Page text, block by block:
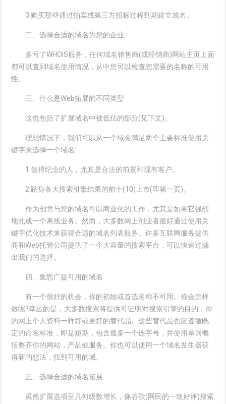
3.购买那些通过拍卖或第三方招标过程到期建立域名。
二、选择合适的域名为您的企业
多亏了WHOIS服务，任何域名销售商(或经销商)网站主页上面
都可以查到域名使用情况，从中您可以检查您需要的名称的可用
性。
三、什么是Web拓展的不同类型
这也包括了扩展域名中被低估的部分(见下文)。
理想情况下，我们可以从一个域名满足两个主要标准使用关
键字来选择一个域名:
1.值得纪念的人，尤其是合法的前景和现有客户。
2.跻身各大搜索引擎结果的前十(10)上市(即第一页)。
作为创意与您的域名可以商业化的工作，尤其是如果它强烈
地扎成一个离线业务。然而，大多数网上创业者最好通过使用关
键字优化技术来获得合适的域名列表服务。许多互联网服务提供
商和Web托管公司提供了一个大容量的搜索平台，可以快速过滤
出我们的选择。
四、集思广益可用的域名
有一个很好的机会，你的初始或首选名称不可用。你会怎样
做呢?幸运的是，大多数搜索将提供可证明对搜索引擎的目的，你
的网上个人资料一样好或更好的替代品。这些替代品也应遵循既
定的命名标准，即是短期，包含最多一个连字号，并使用单词概
括整齐你的网站，产品或服务。你也可以使用一个域名发生器获
得新的想法，找到可用的域。
五、选择合适的域名拓展
虽然扩展选项呈几何级数增长，像谷歌(网民的一致好评)搜索